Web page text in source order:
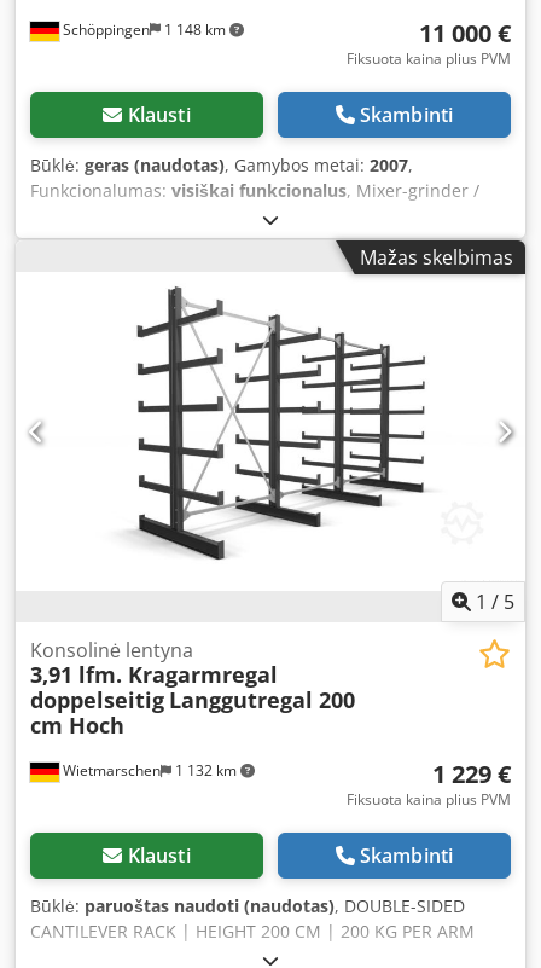
Schöppingen 1 148 km 11 000 €
Fiksuota kaina plius PVM
Klausti Skambinti
Būklė: geras (naudotas), Gamybos metai: 2007,
Funkcionalumas: visiškai funkcionalus, Mixer-grinder /
Meat Mincer Kolbe MWE-32 In good used and fully
functional condition. Belt and motor are new. The unit
operates on 400 volts, is fully made of stainless steel,
comes with mixing paddle, 98 cm Enterprise, workshop
tested, ready for immediate use. Loading FD 200, year of
manufacture 2009. The machine itself is year 2007. Further
details on request. Dedpewcgr Esfx Aprjkr Payment by
cash or prepayment. Sale only to commercial buyers. No
warranty, no guarantee.
Mažas skelbimas
1 / 5
Wietmarschen 1 132 km
Konsolinė lentyna
3,91 lfm. Kragarmregal
doppelseitig Langgutregal 200
cm Hoch
1 229 €
Fiksuota kaina plius PVM
Klausti Skambinti
Būklė: paruoštas naudoti (naudotas), DOUBLE-SIDED
CANTILEVER RACK | HEIGHT 200 CM | 200 KG PER ARM
This double-sided cantilever rack is ideal for storing light